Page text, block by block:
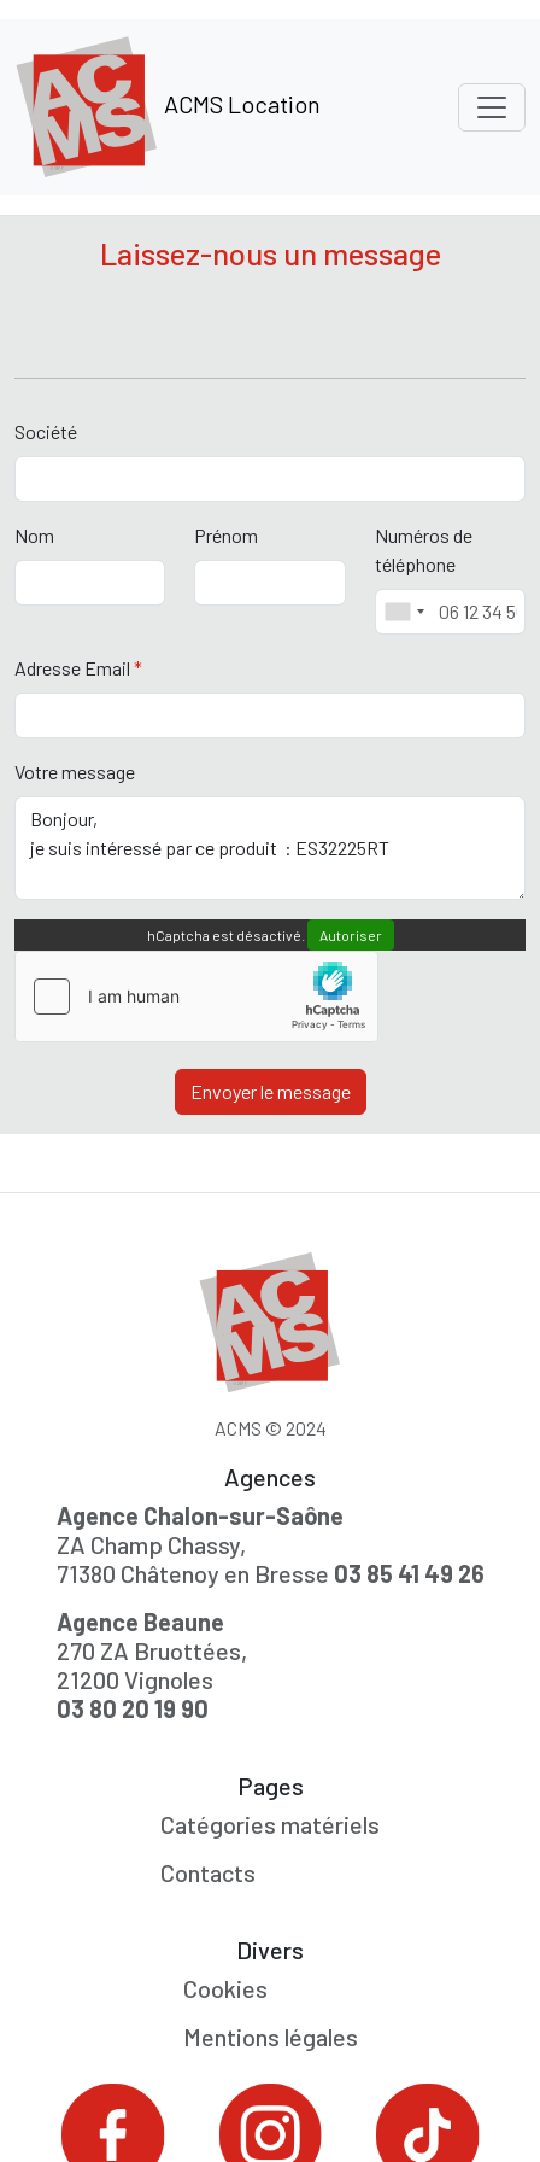
ACMS Location
Laissez-nous un message
Société
Nom Prénom
Numéros de
téléphone
Adresse Email *
Votre message
hCaptcha est désactivé. Autoriser
Envoyer le message
ACMS © 2024
Agences
Agence Chalon-sur-Saône
ZA Champ Chassy,
71380 Châtenoy en Bresse 03 85 41 49 26
Agence Beaune
270 ZA Bruottées,
21200 Vignoles
03 80 20 19 90
Pages
Catégories matériels
Contacts
Divers
Cookies
Mentions légales